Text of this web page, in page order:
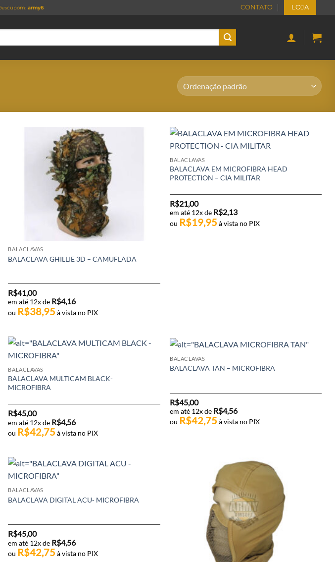
cupom:army6 CONTATO LOJA
BALACLAVAS
BALACLAVA GHILLIE 3D – CAMUFLADA
R$41,00
em até 12x de R$4,16
ou R$38,95 à vista no PIX
BALACLAVAS
BALACLAVA EM MICROFIBRA HEAD
PROTECTION – CIA MILITAR
R$21,00
em até 12x de R$2,13
ou R$19,95 à vista no PIX
BALACLAVAS
BALACLAVA MULTICAM BLACK-
MICROFIBRA
R$45,00
em até 12x de R$4,56
ou R$42,75 à vista no PIX
BALACLAVAS
BALACLAVA TAN – MICROFIBRA
R$45,00
em até 12x de R$4,56
ou R$42,75 à vista no PIX
BALACLAVAS
BALACLAVA DIGITAL ACU- MICROFIBRA
R$45,00
em até 12x de R$4,56
ou R$42,75 à vista no PIX